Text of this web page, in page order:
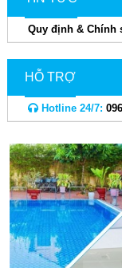
Quy định & Chính
HỖ TRỢ
Hotline 24/7: